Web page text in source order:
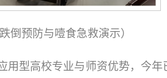
倒预防与噎食急救演示）
型高校专业与师资优势，今年